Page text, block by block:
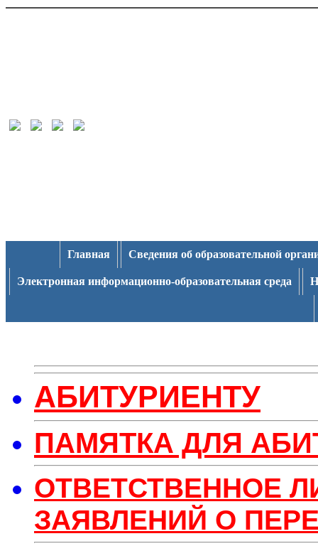
Главная Сведения об образовательной
Электронная информационно-образовательная среда
АБИТУРИЕНТУ
ПАМЯТКА ДЛЯ
ОТВЕТСТВЕННОЕ
ЗАЯВЛЕНИЙ О